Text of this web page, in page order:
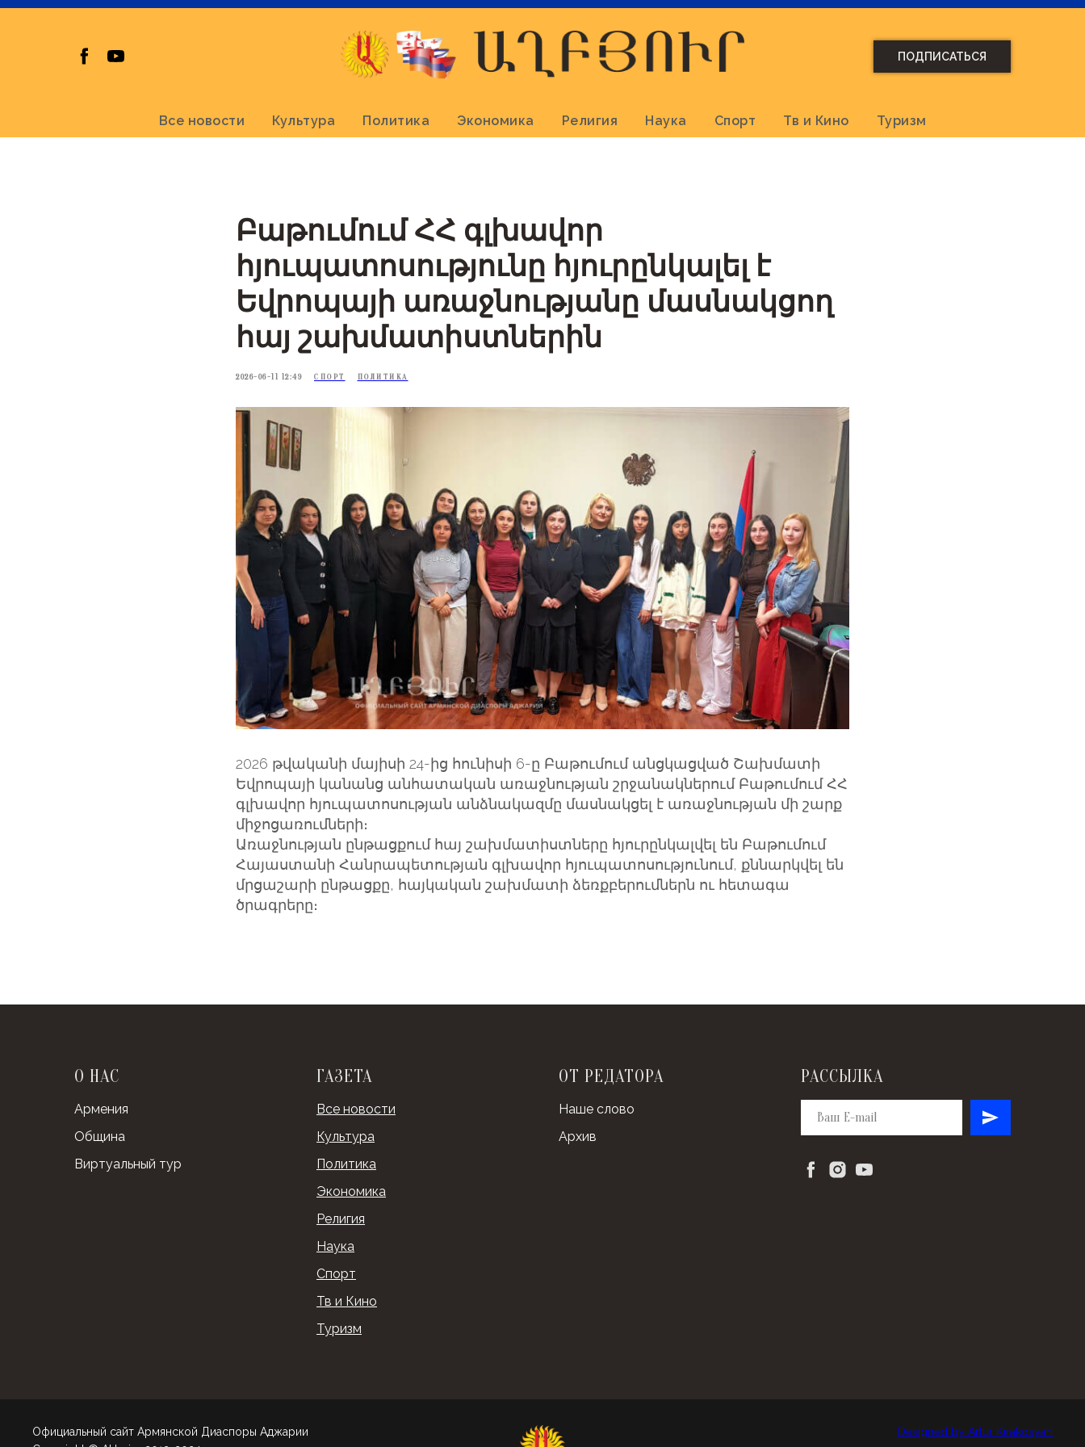
ПОДПИСАТЬСЯ
Все новости Культура Политика Экономика Религия Наука Спорт Тв и Кино Туризм
Բաթումում ՀՀ գլխավոր
հյուպատոսությունը հյուրընկալել է
Եվրոպայի առաջնությանը մասնակցող
հայ շախմատիստներին
2026-06-11 12:49 СПОРТ ПОЛИТИКА
2026 թվականի մայիսի 24-ից հունիսի 6-ը Բաթումում անցկացված Շախմատի
Եվրոպայի կանանց անհատական առաջնության շրջանակներում Բաթումում ՀՀ
գլխավոր հյուպատոսության անձնակազմը մասնակցել է առաջնության մի շարք
միջոցառումների։
Առաջնության ընթացքում հայ շախմատիստները հյուրընկալվել են Բաթումում
Հայաստանի Հանրապետության գլխավոր հյուպատոսությունում, քննարկվել են
մրցաշարի ընթացքը, հայկական շախմատի ձեռքբերումներն ու հետագա
ծրագրերը։
О НАС
Армения
Община
Виртуальный тур
ГАЗЕТА
Все новости
Культура
Политика
Экономика
Религия
Наука
Спорт
Тв и Кино
Туризм
ОТ РЕДАТОРА
Наше слово
Архив
РАССЫЛКА
Официальный сайт Армянской Диаспоры Аджарии
Designed by Artur Kirakosyan